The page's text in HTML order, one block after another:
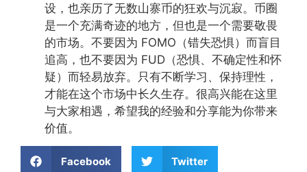
设，也亲历了无数山寨币的狂欢与沉寂。币圈
是一个充满奇迹的地方，但也是一个需要敬畏
的市场。不要因为 FOMO（错失恐惧）而盲目
追高，也不要因为 FUD（恐惧、不确定性和怀
疑）而轻易放弃。只有不断学习、保持理性，
才能在这个市场中长久生存。很高兴能在这里
与大家相遇，希望我的经验和分享能为你带来
价值。
Facebook Twitter